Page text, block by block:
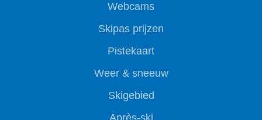
Webcams
Skipas prijzen
Pistekaart
Weer & sneeuw
Skigebied